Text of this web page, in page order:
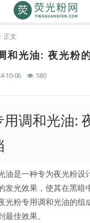
正文
和光油: 夜光粉
10-06 580
调和光油:
油是一种专为夜光粉设
发光效果，使其在黑暗
光粉专用调和光油的组
佳效果。